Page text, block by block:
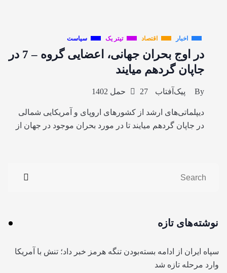
اخبار اقتصاد تیتر یک سیاست
در اوج بحران جهانی، اعضایی گروه – 7 در
جاپان گردهم میایند
By پیک‌آفتاب 27 حمل 1402
دیپلماتی‌های ارشد از کشورهای اروپای و آمریکایی شمالی
در جاپان گردهم میایند تا در مورد بحران موجود در جهان از
نوشته‌های تازه
سپاه ایران از ادامه بسته‌بودن تنگه هرمز خبر داد؛ تنش با آمریکا
وارد مرحله تازه شد